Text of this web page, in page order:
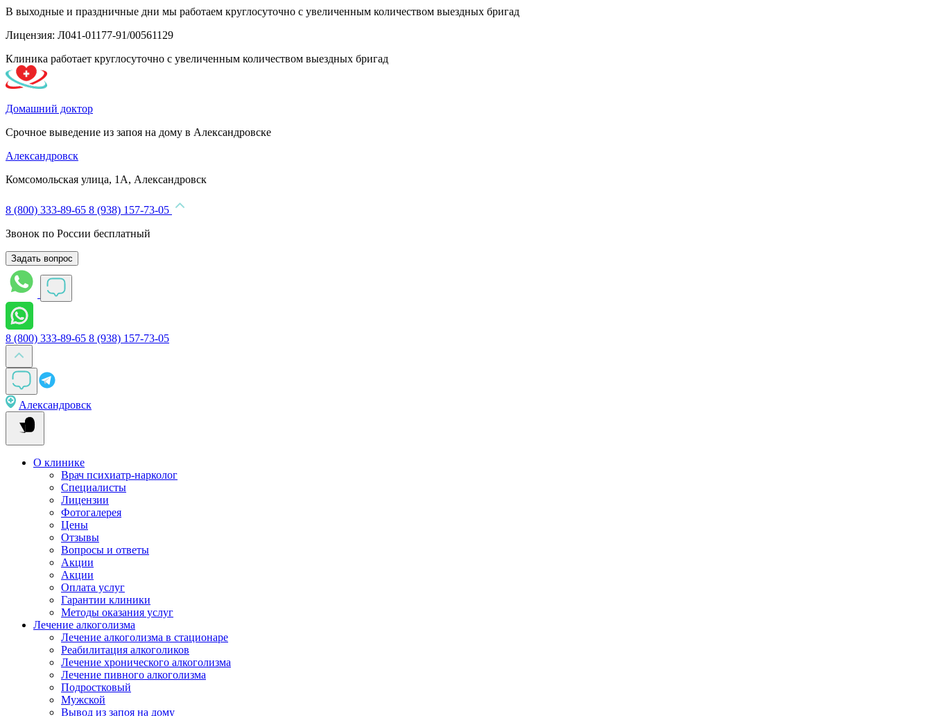
В выходные и праздничные дни мы работаем круглосуточно с увеличенным количеством выездных бригад
Лицензия: Л041-01177-91/00561129
Клиника работает круглосуточно с увеличенным количеством выездных бригад
Домашний доктор
Срочное выведение из запоя на дому в Александровске
Александровск
Комсомольская улица, 1А, Александровск
8 (800) 333-89-65 8 (938) 157-73-05
Звонок по России бесплатный
Задать вопрос
8 (800) 333-89-65 8 (938) 157-73-05
Александровск
О клинике
Врач психиатр-нарколог
Специалисты
Лицензии
Фотогалерея
Цены
Отзывы
Вопросы и ответы
Акции
Акции
Оплата услуг
Гарантии клиники
Методы оказания услуг
Лечение алкоголизма
Лечение алкоголизма в стационаре
Реабилитация алкоголиков
Лечение хронического алкоголизма
Лечение пивного алкоголизма
Подростковый
Мужской
Вывод из запоя на дому